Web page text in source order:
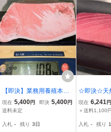
【即決】業務用養殖本鮪
（マルタ産）背下/中トロ
ブロック端材 1080g★１
ット済み ）
現在 5,400円 即決 5,400円
送料未定
入札 - 残り 3日
☆即決☆天
中トロ400
カマのオマ
現在 6,241円
＋送料1,100円
入札 - 残り